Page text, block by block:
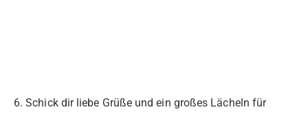
6. Schick dir liebe Grüße und ein großes Lächeln für